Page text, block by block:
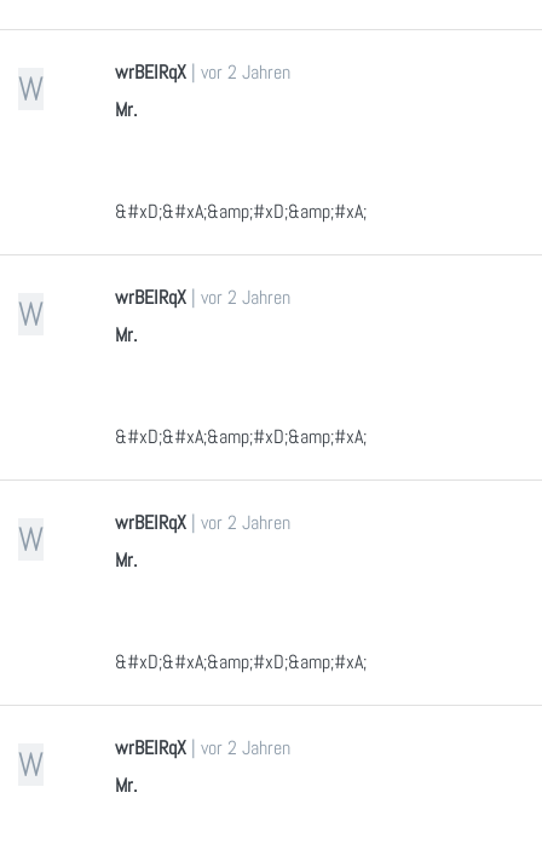
W wrBEIRqX | vor 2 Jahren
Mr.
&#xD;&#xA;&amp;#xD;&amp;#xA;
W wrBEIRqX | vor 2 Jahren
Mr.
&#xD;&#xA;&amp;#xD;&amp;#xA;
W wrBEIRqX | vor 2 Jahren
Mr.
&#xD;&#xA;&amp;#xD;&amp;#xA;
W wrBEIRqX | vor 2 Jahren
Mr.